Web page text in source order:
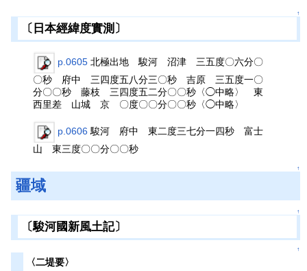
↑
〔日本經緯度實測〕
p.0605 北極出地 駿河 沼津 三五度〇六分〇
〇秒 府中 三四度五八分三〇秒 吉原 三五度一〇
分〇〇秒 藤枝 三四度五二分〇〇秒〈◯中略〉 東
西里差 山城 京 〇度〇〇分〇〇秒〈◯中略〉
p.0606 駿河 府中 東二度三七分一四秒 富士
山 東三度〇〇分〇〇秒
↑
疆域
↑
〔駿河國新風土記〕
↑
〈二堤要〉